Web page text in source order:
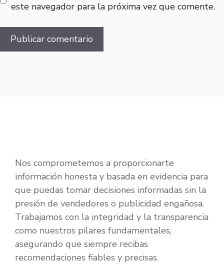
este navegador para la próxima vez que comente.
Nos comprometemos a proporcionarte
información honesta y basada en evidencia para
que puedas tomar decisiones informadas sin la
presión de vendedores o publicidad engañosa.
Trabajamos con la integridad y la transparencia
como nuestros pilares fundamentales,
asegurando que siempre recibas
recomendaciones fiables y precisas.